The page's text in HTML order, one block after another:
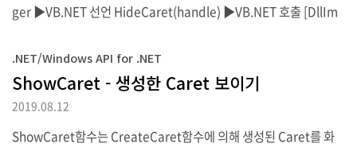
ger ▶VB.NET 선언 HideCaret(handle) ▶VB.NET 호출 [DllIm
nd); ▶C# 선언 HideCaret(handle); ▶C# 호출 HideCaret함수
호출시 인수로는 Caret이 표시되고 있는 개체의 Handle을 지정합
니다.
.NET/Windows API for .NET
ShowCaret - 생성한 Caret 보이기
2019.08.12
ShowCaret함수는 CreateCaret함수에 의해 생성된 Caret를 화